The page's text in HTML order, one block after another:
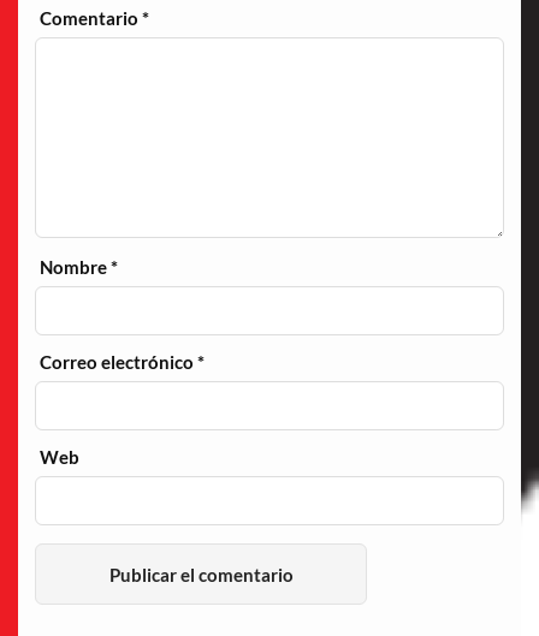
Comentario*
Nombre*
Correo electrónico*
Web